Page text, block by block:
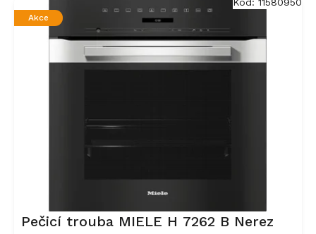
p
Akce
Pečicí trouba MIELE H 7262 B Nerez